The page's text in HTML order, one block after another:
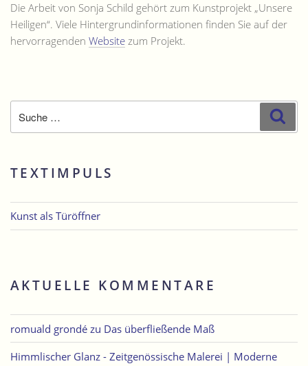
Die Arbeit von Sonja Schild gehört zum Kunstprojekt „Unsere
Heiligen“. Viele Hintergrundinformationen finden Sie auf der
hervorragenden Website zum Projekt.
nach:
TEXTIMPULS
Kunst als Türöffner
AKTUELLE KOMMENTARE
romuald grondé zu Das überfließende Maß
Himmlischer Glanz - Zeitgenössische Malerei | Moderne